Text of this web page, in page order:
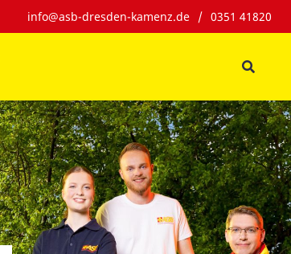
info@asb-dresden-kamenz.de / 0351 41820